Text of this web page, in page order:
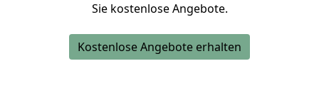
Sie kostenlose Angebote.
Kostenlose Angebote erhalten